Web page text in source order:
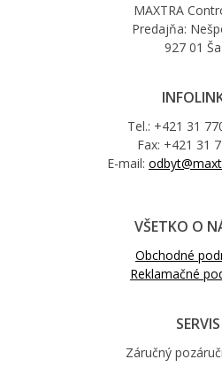
MAXTRA
Predajňa:
927 01
Tel.: +421 31
Fax: +421 31
E-mail:
VŠETKO O
Obchodné
Reklamačné
SERVIS
Záručný